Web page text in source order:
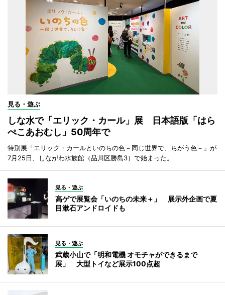
見る・遊ぶ
しな水で「エリック・カール」展 日本語版「はら
ぺこあおむし」50周年で
特別展「エリック・カールといのちの色－同じ世界で、ちがう色－」が
7月25日、しながわ水族館（品川区勝島3）で始まった。
見る・遊ぶ
高ゲで展覧会「いのちの未来＋」 展示外企画で夏
目漱石アンドロイドも
見る・遊ぶ
武蔵小山で「明和電機 オモチャができるまで
展」 大型トイなど展示100点超